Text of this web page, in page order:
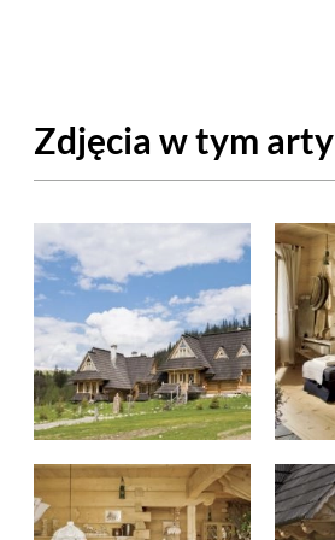
Zdjęcia w tym
APTECZKA
RZEMIOSŁO
ZUPY
INNE